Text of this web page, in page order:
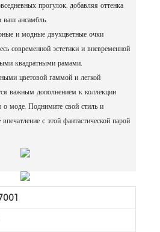
прогулок, добавляя оттенка
ваш ансамбль.
и модные двухцветные очки
современной эстетики и вневременной
квадратными рамами,
цветовой гаммой и легкой
важным дополнением к коллекции
моде. Поднимите свой стиль и
с этой фантастической парой